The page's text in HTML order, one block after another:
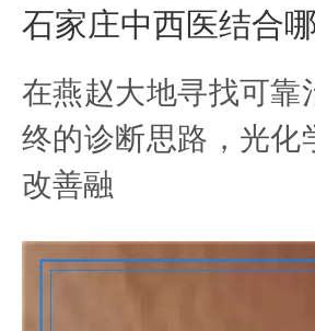
石家庄中西医结合
在燕赵大地寻找可靠
终的诊断思路，光化
改善融